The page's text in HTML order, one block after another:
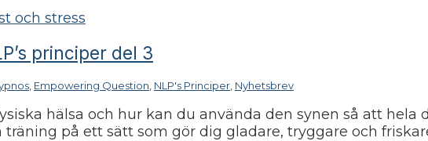
principer del 3
Empowering Question NLP's Principer Nyhetsbrev
hälsa och hur kan du använda den synen så att
på ett sätt som gör dig gladare, tryggare och